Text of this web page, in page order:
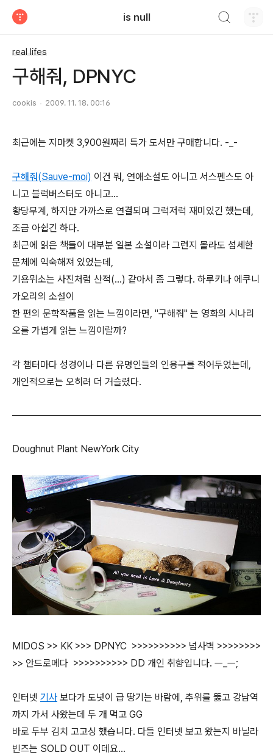
is null
real lifes
구해줘, DPNYC
cookis 2009. 11. 18. 00:16
최근에는 지마켓 3,900원짜리 특가 도서만 구매합니다. -_-
구해줘(Sauve-moi) 이건 뭐, 연애소설도 아니고 서스펜스도 아
니고 블럭버스터도 아니고...
황당무계, 하지만 가까스로 연결되며 그럭저럭 재미있긴 했는데,
조금 아쉽긴 하다.
최근에 읽은 책들이 대부분 일본 소설이라 그런지 몰라도 섬세한
문체에 익숙해져 있었는데,
기욤뮈소는 사진처럼 산적(...) 같아서 좀 그렇다. 하루키나 에쿠니
가오리의 소설이
한 편의 문학작품을 읽는 느낌이라면, "구해줘" 는 영화의 시나리
오를 가볍게 읽는 느낌이랄까?
각 챕터마다 성경이나 다른 유명인들의 인용구를 적어두었는데,
개인적으로는 오히려 더 거슬렸다.
Doughnut Plant NewYork City
MIDOS >> KK >>> DPNYC >>>>>>>>>> 넘사벽 >>>>>>>>
>> 안드로메다 >>>>>>>>>> DD 개인 취향입니다. ㅡ_ㅡ;
인터넷 기사 보다가 도넛이 급 땅기는 바람에, 추위를 뚫고 강남역
까지 가서 사왔는데 두 개 먹고 GG
바로 두부 김치 고고싱 했습니다. 다들 인터넷 보고 왔는지 바닐라
빈즈는 SOLD OUT 이데요...